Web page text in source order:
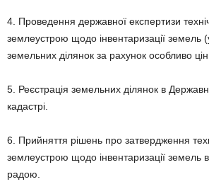
4. Проведення державної експертизи
землеустрою щодо інвентаризації земель
земельних ділянок за рахунок особливо
5. Реєстрація земельних ділянок в
кадастрі.
6. Прийняття рішень про затвердження
землеустрою щодо інвентаризації земель
радою.